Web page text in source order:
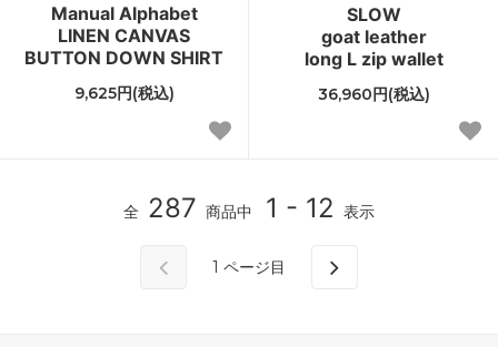
Manual Alphabet
LINEN CANVAS
BUTTON DOWN SHIRT
9,625円(税込)
SLOW
goat leather
long L zip wallet
36,960円(税込)
全 287 商品中 1 - 12 表示
1 ページ目